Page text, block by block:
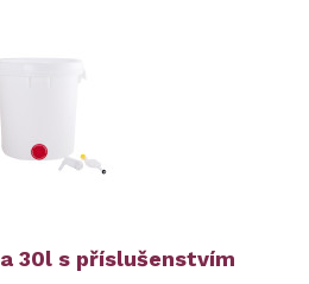
30l s příslušenstvím